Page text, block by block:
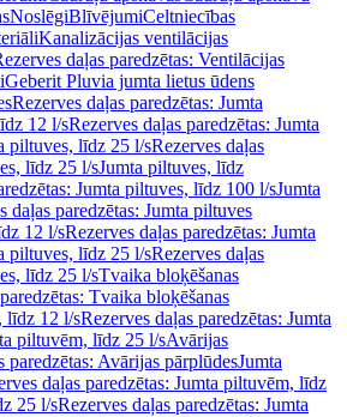
NoslēgiBlīvējumiCeltniecības
Kanalizācijas ventilācijas
daļas paredzētas: Ventilācijas
Geberit Pluvia jumta lietus ūdens
Rezerves daļas paredzētas: Jumta
12 l/sRezerves daļas paredzētas: Jumta
piltuves, līdz 25 l/sRezerves daļas
līdz 25 l/sJumta piltuves, līdz
Jumta piltuves, līdz 100 l/sJumta
daļas paredzētas: Jumta piltuves
12 l/sRezerves daļas paredzētas: Jumta
piltuves, līdz 25 l/sRezerves daļas
līdz 25 l/sTvaika bloķēšanas
Tvaika bloķēšanas
līdz 12 l/sRezerves daļas paredzētas: Jumta
piltuvēm, līdz 25 l/sAvārijas
paredzētas: Avārijas pārplūdesJumta
daļas paredzētas: Jumta piltuvēm, līdz
25 l/sRezerves daļas paredzētas: Jumta